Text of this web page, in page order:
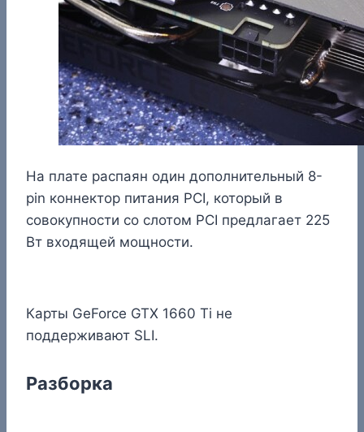
На плате распаян один дополнительный 8-
pin коннектор питания PCI, который в
совокупности со слотом PCI предлагает 225
Вт входящей мощности.
Карты GeForce GTX 1660 Ti не
поддерживают SLI.
Разборка